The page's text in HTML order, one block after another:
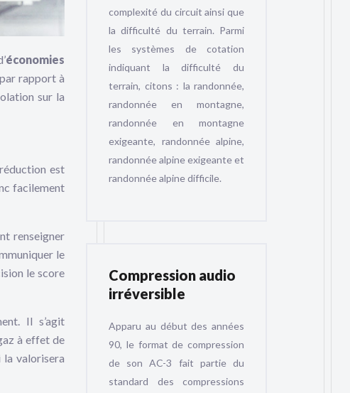
économies
rapport à
sur la
est
facilement
renseigner
le
le score
Il s’agit
à effet de
la valorisera
complexité du circuit ainsi que
la difficulté du terrain. Parmi
les systèmes de cotation
indiquant la difficulté du
terrain, citons : la randonnée,
randonnée en montagne,
randonnée en montagne
exigeante, randonnée alpine,
randonnée alpine exigeante et
randonnée alpine difficile.
Compression audio
irréversible
Apparu au début des années
90, le format de compression
de son AC-3 fait partie du
standard des compressions